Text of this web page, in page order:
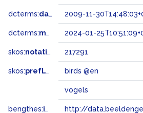
dcterms:dateSubmitted 2009-11-
dcterms:modified 2024-01-
skos:notation 217291
skos:prefLabel birds @en
vogels
bengthes:inSet http://